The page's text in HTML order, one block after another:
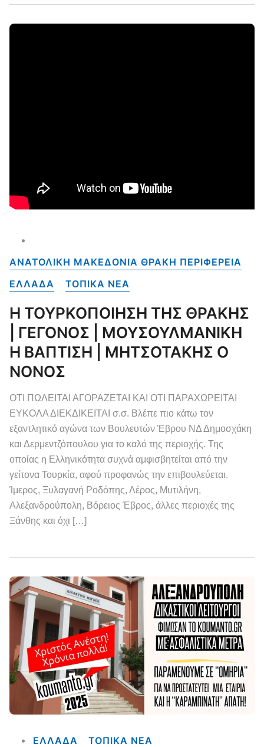
ΑΝΑΤΟΛΙΚΗ ΜΑΚΕΔΟΝΙΑ ΘΡΑΚΗ ΠΕΡΙΦΕΡΕΙΑ
ΕΛΛΑΔΑ
ΤΟΠΙΚΑ NEA
Η ΤΟΥΡΚΟΠΟΙΗΣΗ ΤΗΣ ΘΡΑΚΗΣ
| ΓΕΓΟΝΟΣ | ΜΟΥΣΟΥΛΜΑΝΙΚΗ
Η ΒΑΠΤΙΣΗ | ΜΗΤΣΟΤΑΚΗΣ Ο
ΝΟΝΟΣ
ΟΤΙ ΠΩΛΕΙΤΑΙ ΑΓΟΡΑΖΕΤΑΙ ΚΑΙ ΟΤΙ ΠΑΡΑΧΩΡΕΙΤΑΙ
ΕΥΚΟΛΑ ΔΙΕΚΔΙΚΕΙΤΑΙ σ.σ. Βλέπε πιο κάτω τον
εξαντλητικό αγώνα των Βουλευτών Έβρου ΝΔ Δημοσχάκη
και Δερμεντζόπουλου για το καλό της περιοχής. Της
οποίας η Ελληνικότητα συχνά αμφισβητείται από την
γείτονα Τουρκία, αφού προφανώς την επιβουλεύεται.
Ίμερος, Ξυλαγανή Ροδόπης, Λέρος, Μυτιλήνη,
Αλεξανδρούπολη, Βόρειος Έβρος, άλλες περιοχές της
Ξάνθης και όχι […]
ΕΛΛΑΔΑ ΤΟΠΙΚΑ NEA